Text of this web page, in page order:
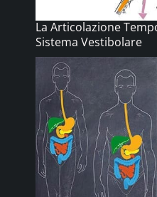
La Articolazione
Sistema Vestibolare